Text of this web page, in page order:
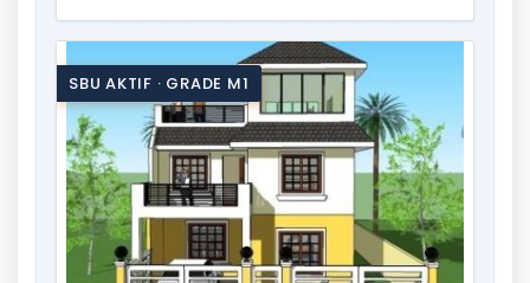
SBU AKTIF · GRADE M1